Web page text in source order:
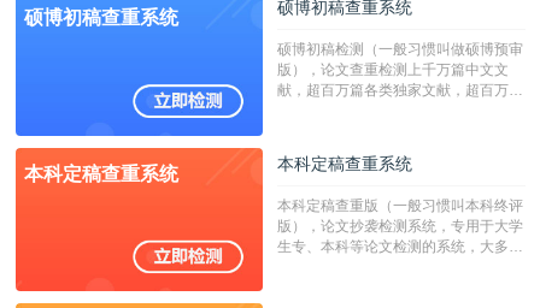
硕博初稿查重系统 硕博初稿查重系统
硕博初稿检测（一般习惯叫做硕博预审
版），论文查重检测上千万篇中文文
献，超百万篇各类独家文献，超百万港
校用来检测硕博论文的系统，检测范围
广，数据来源真实，检测算法合理!本
字符数30万）
本科定稿查重系统 本科定稿查重系统
本科定稿查重版（一般习惯叫本科终评
版），论文抄袭检测系统，专用于大学
生专、本科等论文检测的系统，大多数